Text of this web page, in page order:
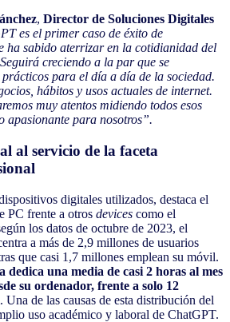
, Director de Soluciones Digitales
es el primer caso de éxito de
ha sabido aterrizar en la cotidianidad del
creciendo a la par que se
prácticos para el día a día de la sociedad.
hábitos y usos actuales de internet.
muy atentos midiendo todos esos
apasionante para nosotros”.
al servicio de la faceta
digitales utilizados, destaca el
PC frente a otros devices como el
los datos de octubre de 2023, el
a más de 2,9 millones de usuarios
que casi 1,7 millones emplean su móvil.
dedica una media de casi 2 horas al mes
su ordenador, frente a solo 12
. Una de las causas de esta distribución del
uso académico y laboral de ChatGPT.